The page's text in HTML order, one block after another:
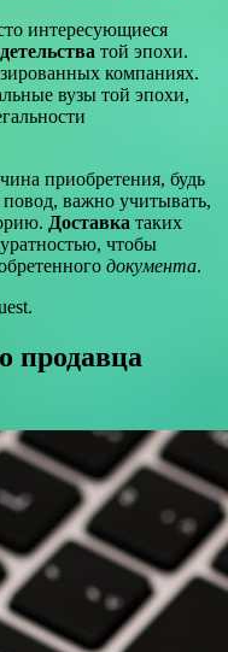
интересующиеся
той эпохи.
компаниях.
вузы той эпохи,
приобретения, будь
важно учитывать,
Доставка таких
чтобы
документа.
продавца